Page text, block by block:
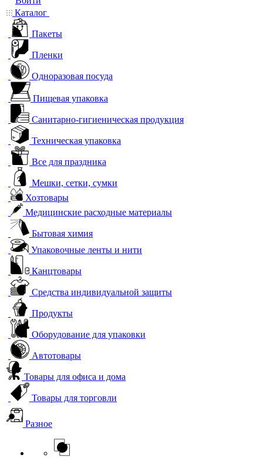
Каталог
Пакеты
Пленки
Одноразовая посуда
Пищевая упаковка
Санитарно-гигиеническая продукция
Техническая упаковка
Все для праздника
Мешки, сетки, сумки
Хозтовары
Медицинские расходные материалы
Бытовая химия
Упаковочные ленты и нити
Канцтовары
Средства индивидуальной защиты
Продукты
Оборудование для упаковки
Автотовары
Товары для офиса и дома
Товары для торговли
Разное